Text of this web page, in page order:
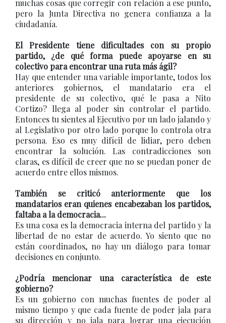
muchas cosas que corregir con relación a ese punto,
pero la Junta Directiva no genera confianza a la
ciudadanía.
El Presidente tiene dificultades con su propio
partido, ¿de qué forma puede apoyarse en su
colectivo para encontrar una ruta más ágil?
Hay que entender una variable importante, todos los
anteriores gobiernos, el mandatario era el
presidente de su colectivo, qué le pasa a Nito
Cortizo? llega al poder sin controlar el partido.
Entonces tu sientes al Ejecutivo por un lado jalando y
al Legislativo por otro lado porque lo controla otra
persona. Eso es muy difícil de lidiar, pero deben
encontrar la solución. Las contradicciones son
claras, es difícil de creer que no se puedan poner de
acuerdo entre ellos mismos.
También se criticó anteriormente que los
mandatarios eran quienes encabezaban los partidos,
faltaba a la democracia...
Es una cosa es la democracia interna del partido y la
libertad de no estar de acuerdo. Yo siento que no
están coordinados, no hay un diálogo para tomar
decisiones en conjunto.
¿Podría mencionar una característica de este
gobierno?
Es un gobierno con muchas fuentes de poder al
mismo tiempo y que cada fuente de poder jala para
su dirección y no jala para lograr una ejecución